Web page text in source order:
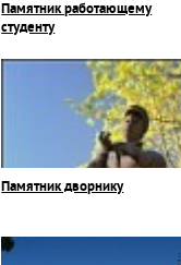
Памятник работающему
студенту
Памятник дворнику